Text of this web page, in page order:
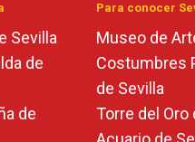
Sevilla
de
de
Para conocer
Museo de
Costumbres
de Sevilla
Torre del Oro